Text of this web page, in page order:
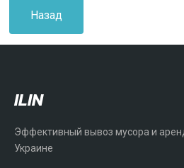
Назад
ILIN
Эффективный вывоз мусора и
Украине